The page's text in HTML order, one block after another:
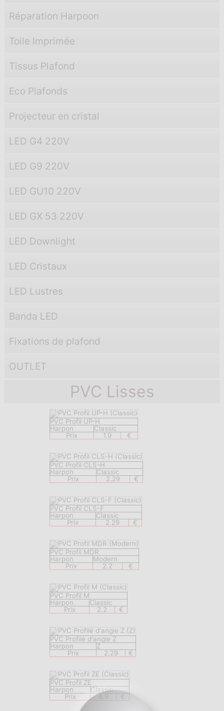
Réparation Harpoon
Toile Imprimée
Tissus Plafond
Eco Plafonds
Projecteur en cristal
LED G4 220V
LED G9 220V
LED GU10 220V
LED GX 53 220V
LED Downlight
LED Cristaux
LED Lustres
Banda LED
Fixations de plafond
OUTLET
PVC Lisses
PVC Profil UP-H
Harpon
Classic
Prix
1.9 €
PVC Profil CLS-H
Harpon
Classic
Prix
2.29 €
PVC Profil CLS-F
Harpon
Classic
Prix
2.29 €
PVC Profil MDR
Harpon
Modern
Prix
2.2 €
PVC Profil M
Harpon
Classic
Prix
2.2 €
PVC Profilé d'angle Z
Harpon
Z
Prix
2.29 €
PVC Profil ZE
Harpon
Classic
Prix
6.9 €